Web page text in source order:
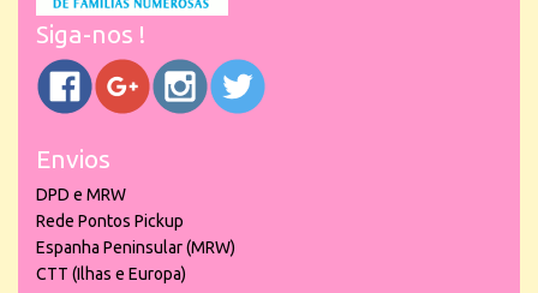
Siga-nos !
Envios
DPD e MRW
Rede Pontos Pickup
Espanha Peninsular (MRW)
CTT (Ilhas e Europa)